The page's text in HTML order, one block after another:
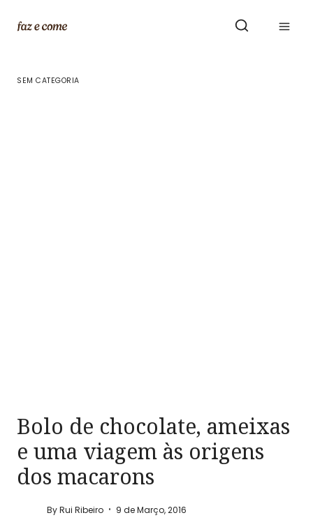
SEM CATEGORIA
Bolo de chocolate, ameixas
e uma viagem às origens
dos macarons
ByRui Ribeiro 9 de Março, 2016